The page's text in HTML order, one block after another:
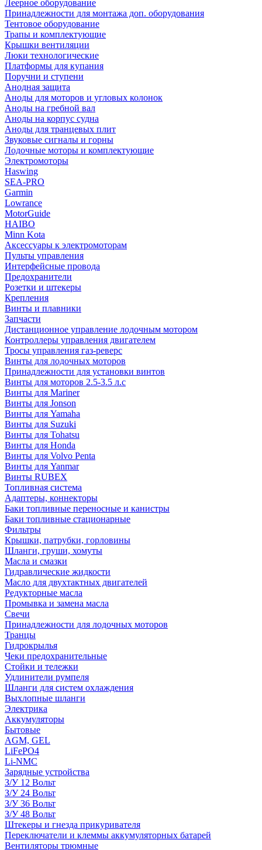
Леерное оборудование
Принадлежности для монтажа доп. оборудования
Тентовое оборудование
Трапы и комплектующие
Крышки вентиляции
Люки технологические
Платформы для купания
Поручни и ступени
Анодная защита
Аноды для моторов и угловых колонок
Аноды на гребной вал
Аноды на корпус судна
Аноды для транцевых плит
Звуковые сигналы и горны
Лодочные моторы и комплектующие
Электромоторы
Haswing
SEA-PRO
Garmin
Lowrance
MotorGuide
HAIBO
Minn Kota
Аксессуары к электромоторам
Пульты управления
Интерфейсные провода
Предохранители
Розетки и штекеры
Крепления
Винты и плавники
Запчасти
Дистанционное управление лодочным мотором
Контроллеры управления двигателем
Тросы управления газ-реверс
Винты для лодочных моторов
Принадлежности для установки винтов
Винты для моторов 2.5-3.5 л.с
Винты для Mariner
Винты для Jonson
Винты для Yamaha
Винты для Suzuki
Винты для Tohatsu
Винты для Honda
Винты для Volvo Penta
Винты для Yanmar
Винты RUBEX
Топливная система
Адаптеры, коннекторы
Баки топливные переносные и канистры
Баки топливные стационарные
Фильтры
Крышки, патрубки, горловины
Шланги, груши, хомуты
Масла и смазки
Гидравлические жидкости
Масло для двухтактных двигателей
Редукторные масла
Промывка и замена масла
Свечи
Принадлежности для лодочных моторов
Транцы
Гидрокрылья
Чеки предохранительные
Стойки и тележки
Удлинители румпеля
Шланги для систем охлаждения
Выхлопные шланги
Электрика
Аккумуляторы
Бытовые
AGM, GEL
LiFePO4
Li-NMC
Зарядные устройства
З/У 12 Вольт
З/У 24 Вольт
З/У 36 Вольт
З/У 48 Вольт
Штекеры и гнезда прикуривателя
Переключатели и клеммы аккумуляторных батарей
Вентиляторы трюмные